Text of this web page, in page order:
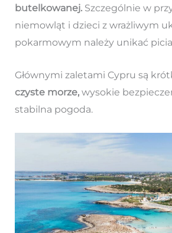
butelkowanej.Szczególnie w
niemowląt i dzieci z wrażliwym
pokarmowym należy unikać
Głównymi zaletami Cypru są
czyste morze,wysokie
stabilna pogoda.